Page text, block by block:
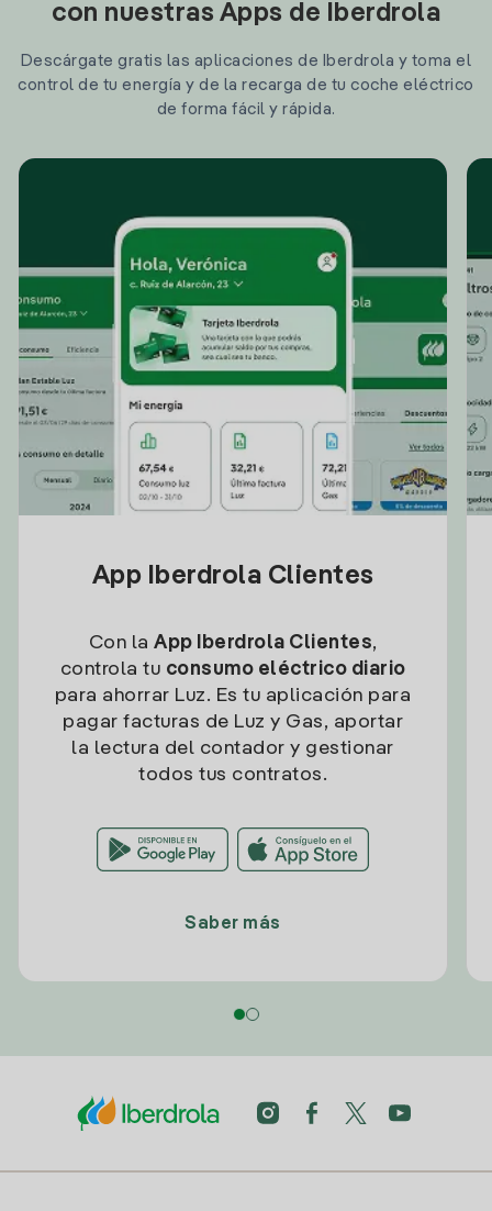
con nuestras Apps de Iberdrola
Descárgate gratis las aplicaciones de Iberdrola y toma el
control de tu energía y de la recarga de tu coche eléctrico
de forma fácil y rápida.
App Iberdrola Clientes
Con la App Iberdrola Clientes,
controla tu consumo eléctrico diario
para ahorrar Luz. Es tu aplicación para
pagar facturas de Luz y Gas, aportar
la lectura del contador y gestionar
todos tus contratos.
Saber más